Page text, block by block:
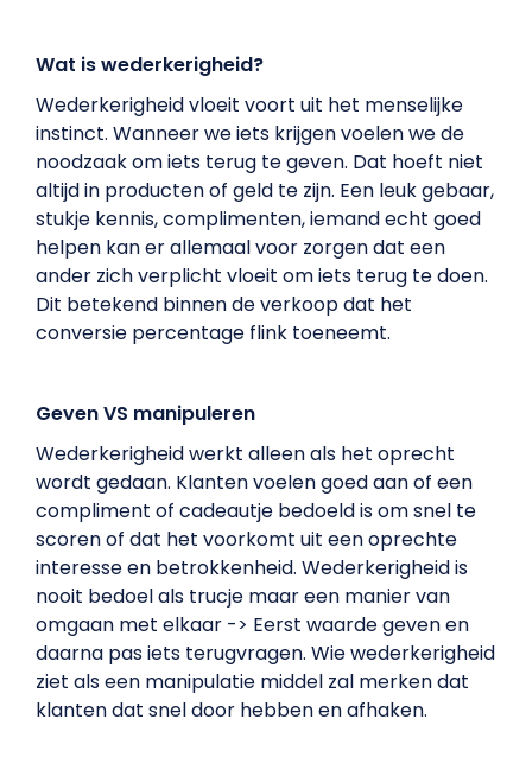
Wat is wederkerigheid?
Wederkerigheid vloeit voort uit het menselijke
instinct. Wanneer we iets krijgen voelen we de
noodzaak om iets terug te geven. Dat hoeft niet
altijd in producten of geld te zijn. Een leuk gebaar,
stukje kennis, complimenten, iemand echt goed
helpen kan er allemaal voor zorgen dat een
ander zich verplicht vloeit om iets terug te doen.
Dit betekend binnen de verkoop dat het
conversie percentage flink toeneemt.
Geven VS manipuleren
Wederkerigheid werkt alleen als het oprecht
wordt gedaan. Klanten voelen goed aan of een
compliment of cadeautje bedoeld is om snel te
scoren of dat het voorkomt uit een oprechte
interesse en betrokkenheid. Wederkerigheid is
nooit bedoel als trucje maar een manier van
omgaan met elkaar -> Eerst waarde geven en
daarna pas iets terugvragen. Wie wederkerigheid
ziet als een manipulatie middel zal merken dat
klanten dat snel door hebben en afhaken.